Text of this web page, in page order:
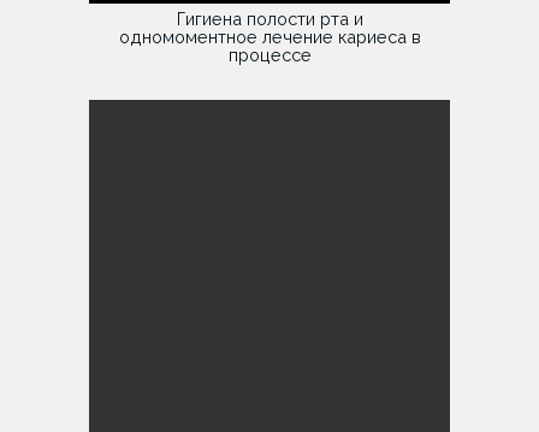
Гигиена полости рта и
одномоментное лечение кариеса в
процессе